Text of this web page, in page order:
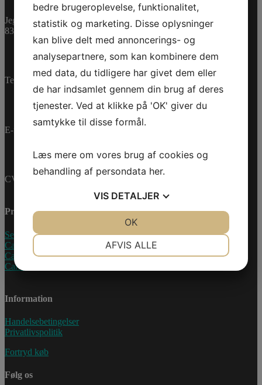
Jegstrupvej 280
8361 Hasselager
Telefon: +45 70 200 600
E-mail: info@jettrade.dk
CVR-nummer: 27233678
Produkter
Sea-Doo Vandscooter
Can-Am ATV
Can-Am UTV
Can-Am Roadster
Information
Handelsebetingelser
Privatlivspolitik
Fortryd køb
Følg os
bedre brugeroplevelse, funktionalitet,
statistik og marketing. Disse oplysninger
kan blive delt med annoncerings- og
analysepartnere, som kan kombinere dem
med data, du tidligere har givet dem eller
de har indsamlet gennem din brug af deres
tjenester. Ved at klikke på 'OK' giver du
samtykke til disse formål.
Læs mere om vores brug af cookies og
behandling af persondata her.
VIS DETALJER
AFVIS ALLE
OK